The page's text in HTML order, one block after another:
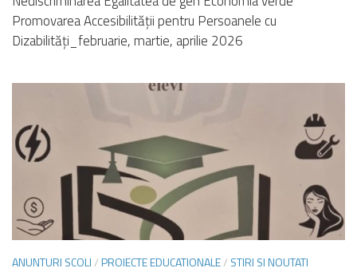
Promovarea Accesibilității pentru Persoanele cu
Dizabilități_februarie, martie, aprilie 2026
ANUNTURI SCOLI/PROIECTE EDUCATIONALE/ STIRI SI NOUTATI